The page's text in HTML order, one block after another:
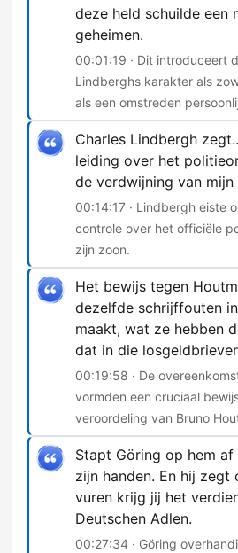
deze held schuilde een
geheimen.
00:01:19 · Dit introduceert
Lindberghs karakter als
als een omstreden
Charles Lindbergh
leiding over het
de verdwijning van mijn
00:14:17 · Lindbergh eiste
controle over het officiële
zijn zoon.
Het bewijs tegen
dezelfde schrijffouten
maakt, wat ze hebben
dat in die
00:19:58 · De
vormden een cruciaal
veroordeling van Bruno
Stapt Göring op hem
zijn handen. En hij zegt
vuren krijg jij het
Deutschen Adlen.
00:27:34 · Göring